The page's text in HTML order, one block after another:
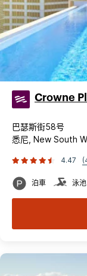
Crowne
巴瑟斯街58号
悉尼, New South
4.47
泊車 泳池